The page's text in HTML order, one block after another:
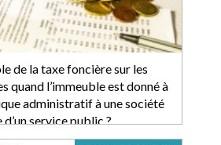
de la taxe foncière sur les
quand l’immeuble est donné à
administratif à une société
service public ?